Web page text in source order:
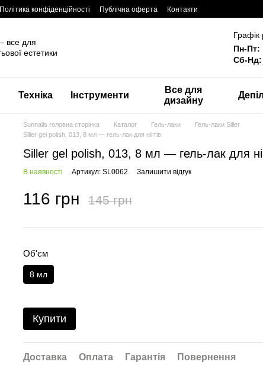
Політика конфіденційності Публічна оферта Контакти
Графік
Пн-Пт:
Сб-Нд:
Техніка Інструменти
Все для
дизайну
Sunnails головна сторінка Каталог Гель-лаки
Гель-лаки Siller
Siller gel polish, 013, 8 мл — гель-лак для нігтів
Siller gel polish, 013, 8 мл — гель-лак для
В наявності Артикул: SL0062 Залишити відгук
116 грн 145 грн
Об'єм
8 мл
Купити
Доставка Оплата Гарантія Повернення